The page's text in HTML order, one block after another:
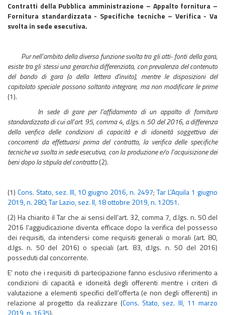
Contratti della Pubblica amministrazione – Appalto fornitura –
Fornitura standardizzata - Specifiche tecniche – Verifica - Va
svolta in sede esecutiva.
Pur nell’ambito della diversa funzione svolta tra gli atti- fonti della gara,
esiste tra gli stessi una gerarchia differenziata, con prevalenza del contenuto
del bando di gara (o della lettera d'invito), mentre le disposizioni del
capitolato speciale possono soltanto integrare, ma non modificare le prime
(1).
In sede di gare per l’affidamento di un appalto di fornitura
standardizzata di cui all’art. 95, comma 4, d.lgs. n. 50 del 2016, a differenza
della verifica delle condizioni di capacità e di idoneità soggettiva dei
concorrenti da effettuarsi prima del contratto, la verifica delle specifiche
tecniche va svolta in sede esecutiva, con la produzione e/o l’acquisizione dei
beni dopo la stipula del contratto(2).
(1) Cons. Stato, sez. III, 10 giugno 2016, n. 2497; Tar L'Aquila 1 giugno
2019, n. 280;Tar Lazio, sez. II, 18 ottobre 2019, n. 12051.
(2) Ha chiarito il Tar che ai sensi dell’art. 32, comma 7, d.lgs. n. 50 del
2016 l’aggiudicazione diventa efficace dopo la verifica del possesso
dei requisiti, da intendersi come requisiti generali o morali (art. 80,
d.lgs. n. 50 del 2016) o speciali (art. 83, d.lgs. n. 50 del 2016)
posseduti dal concorrente.
E’ noto che i requisiti di partecipazione fanno esclusivo riferimento a
condizioni di capacità e idoneità degli offerenti mentre i criteri di
valutazione a elementi specifici dell’offerta (e non degli offerenti) in
relazione al progetto da realizzare (Cons. Stato, sez. III, 11 marzo
2019, n. 1635).